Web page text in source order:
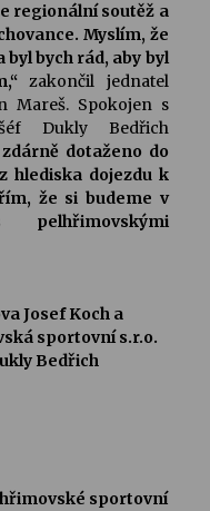
regionální soutěž a
Myslím, že
byl bych rád, aby byl
zakončil jednatel
Mareš. Spokojen s
Dukly Bedřich
dotaženo do
hlediska dojezdu k
že si budeme v
Josef Koch a
sportovní s.r.o.
Bedřich
sportovní